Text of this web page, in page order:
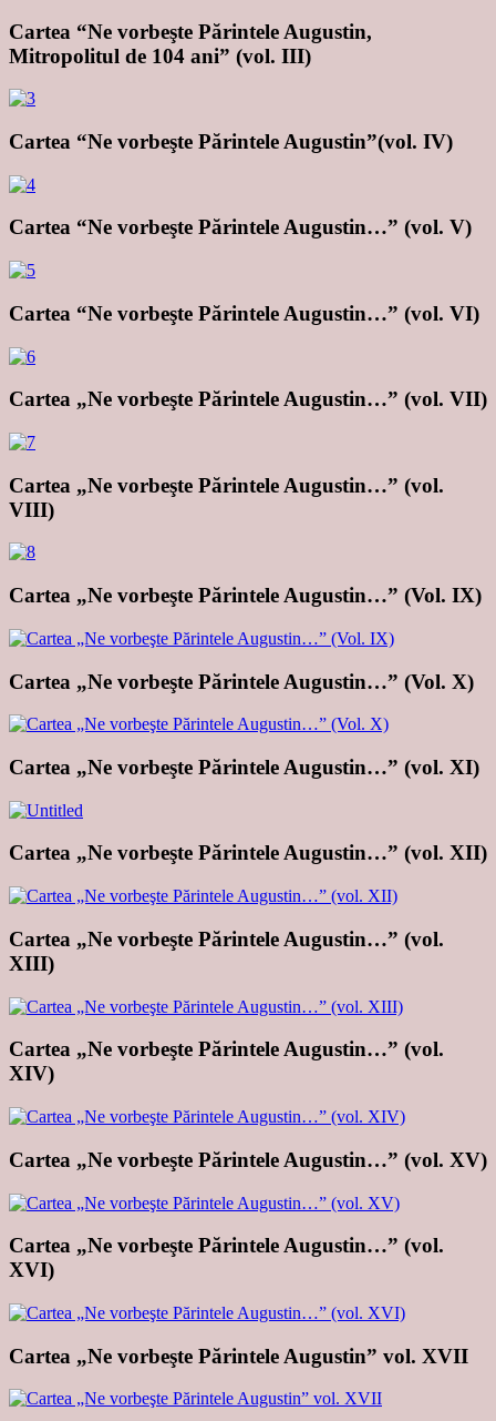
Cartea “Ne vorbeşte Părintele Augustin,
Mitropolitul de 104 ani” (vol. III)
Cartea “Ne vorbeşte Părintele Augustin”(vol. IV)
Cartea “Ne vorbeşte Părintele Augustin…” (vol. V)
Cartea “Ne vorbeşte Părintele Augustin…” (vol. VI)
Cartea „Ne vorbeşte Părintele Augustin…” (vol. VII)
Cartea „Ne vorbeşte Părintele Augustin…” (vol.
VIII)
Cartea „Ne vorbeşte Părintele Augustin…” (Vol. IX)
Cartea „Ne vorbeşte Părintele Augustin…” (Vol. X)
Cartea „Ne vorbeşte Părintele Augustin…” (vol. XI)
Cartea „Ne vorbeşte Părintele Augustin…” (vol. XII)
Cartea „Ne vorbeşte Părintele Augustin…” (vol.
XIII)
Cartea „Ne vorbeşte Părintele Augustin…” (vol.
XIV)
Cartea „Ne vorbeşte Părintele Augustin…” (vol. XV)
Cartea „Ne vorbeşte Părintele Augustin…” (vol.
XVI)
Cartea „Ne vorbeşte Părintele Augustin” vol. XVII